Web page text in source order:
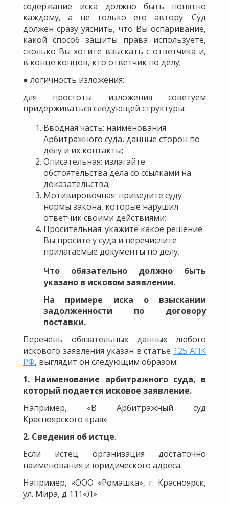
содержание иска должно быть понятно
каждому, а не только его автору. Суд
должен сразу уяснить, что Вы оспаривание,
какой способ защиты права используете,
сколько Вы хотите взыскать с ответчика и,
в конце концов, кто ответчик по делу;
● логичность изложения:
для простоты изложения советуем
придерживаться следующей структуры:
Вводная часть: наименования
Арбитражного суда, данные сторон по
делу и их контакты;
Описательная: излагайте
обстоятельства дела со ссылками на
доказательства;
Мотивировочная: приведите суду
нормы закона, которые нарушил
ответчик своими действиями;
Просительная: укажите какое решение
Вы просите у суда и перечислите
прилагаемые документы по делу.
Что обязательно должно быть
указано в исковом заявлении.
На примере иска о взыскании
задолженности по договору
поставки.
Перечень обязательных данных любого
искового заявления указан в статье 125 АПК
РФ, выглядит он следующим образом:
1. Наименование арбитражного суда, в
который подается исковое заявление.
Например, «В Арбитражный суд
Красноярского края».
2. Сведения об истце.
Если истец организация достаточно
наименования и юридического адреса.
Например, «ООО «Ромашка», г. Красноярск,
ул. Мира, д 111«Л».